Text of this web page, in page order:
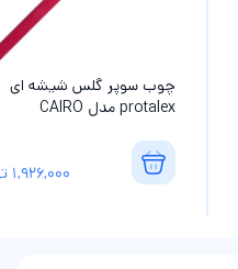
چوب سوپر گلس شیشه ای
protalex مدل CAIRO
1,926,000